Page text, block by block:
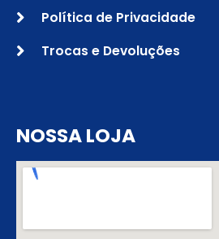
Política de Privacidade
Trocas e Devoluções
NOSSA LOJA